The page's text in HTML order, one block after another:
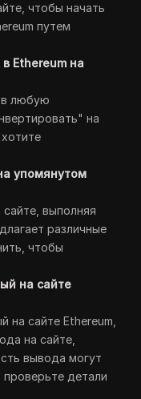
чтобы начать
путем
Ethereum на
в любую
на
упомянутом
выполняя
различные
чтобы
на сайте
на сайте Ethereum,
на сайте,
вывода могут
детали